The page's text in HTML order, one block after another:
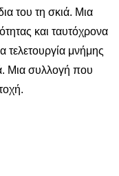
του τη σκιά. Μια
και ταυτόχρονα
τελετουργία μνήμης
Μια συλλογή που